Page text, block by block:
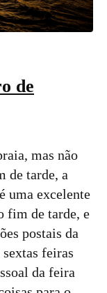
de
mas não
de tarde, a
uma excelente
fim de tarde, e
postais da
feiras
da feira